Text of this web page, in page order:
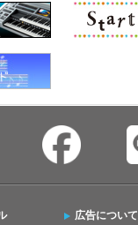
広告について